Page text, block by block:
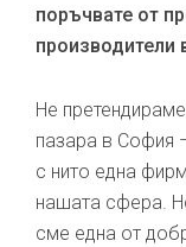
поръчвате от
производители
Не
пазара в София
с нито една
нашата сфера.
сме една от